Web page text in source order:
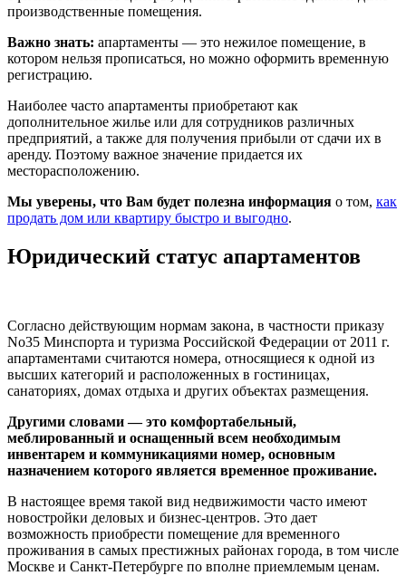
производственные помещения.
Важно знать: апартаменты — это нежилое помещение, в
котором нельзя прописаться, но можно оформить временную
регистрацию.
Наиболее часто апартаменты приобретают как
дополнительное жилье или для сотрудников различных
предприятий, а также для получения прибыли от сдачи их в
аренду. Поэтому важное значение придается их
месторасположению.
Мы уверены, что Вам будет полезна информация о том, как
продать дом или квартиру быстро и выгодно.
Юридический статус апартаментов
Согласно действующим нормам закона, в частности приказу
No35 Минспорта и туризма Российской Федерации от 2011 г.
апартаментами считаются номера, относящиеся к одной из
высших категорий и расположенных в гостиницах,
санаториях, домах отдыха и других объектах размещения.
Другими словами — это комфортабельный,
меблированный и оснащенный всем необходимым
инвентарем и коммуникациями номер, основным
назначением которого является временное проживание.
В настоящее время такой вид недвижимости часто имеют
новостройки деловых и бизнес-центров. Это дает
возможность приобрести помещение для временного
проживания в самых престижных районах города, в том числе
Москве и Санкт-Петербурге по вполне приемлемым ценам.